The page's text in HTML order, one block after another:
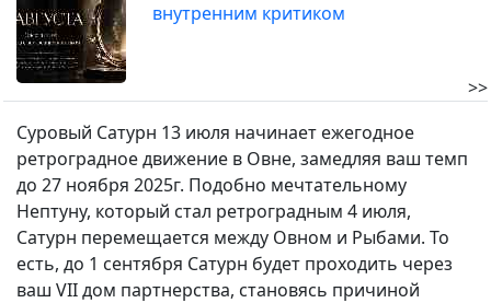
внутренним критиком
>>
Суровый Сатурн 13 июля начинает ежегодное
ретроградное движение в Овне, замедляя ваш темп
до 27 ноября 2025г. Подобно мечтательному
Нептуну, который стал ретроградным 4 июля,
Сатурн перемещается между Овном и Рыбами. То
есть, до 1 сентября Сатурн будет проходить через
ваш VII дом партнерства, становясь причиной